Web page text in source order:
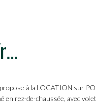
Le Palafito – Tranche 2
à la LOCATION sur
en rez-de-chaussée, avec